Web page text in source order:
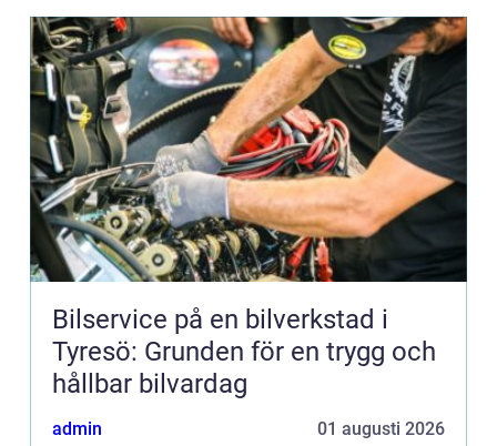
Bilservice på en bilverkstad i
Tyresö: Grunden för en trygg och
hållbar bilvardag
admin 01 augusti 2026